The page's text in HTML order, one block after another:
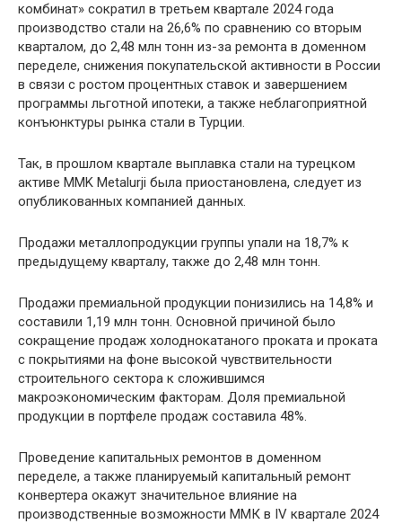
комбинат» сократил в третьем квартале 2024 года
производство стали на 26,6% по сравнению со вторым
кварталом, до 2,48 млн тонн из-за ремонта в доменном
переделе, снижения покупательской активности в России
в связи с ростом процентных ставок и завершением
программы льготной ипотеки, а также неблагоприятной
конъюнктуры рынка стали в Турции.
Так, в прошлом квартале выплавка стали на турецком
активе MMK Metalurji была приостановлена, следует из
опубликованных компанией данных.
Продажи металлопродукции группы упали на 18,7% к
предыдущему кварталу, также до 2,48 млн тонн.
Продажи премиальной продукции понизились на 14,8% и
составили 1,19 млн тонн. Основной причиной было
сокращение продаж холоднокатаного проката и проката
с покрытиями на фоне высокой чувствительности
строительного сектора к сложившимся
макроэкономическим факторам. Доля премиальной
продукции в портфеле продаж составила 48%.
Проведение капитальных ремонтов в доменном
переделе, а также планируемый капитальный ремонт
конвертера окажут значительное влияние на
производственные возможности ММК в IV квартале 2024